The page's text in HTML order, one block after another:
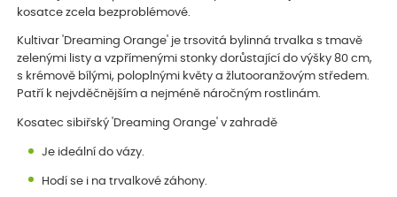
kosatce zcela bezproblémové.
Kultivar 'Dreaming Orange' je trsovitá bylinná trvalka s tmavě
zelenými listy a vzpřímenými stonky dorůstající do výšky 80 cm,
s krémově bílými, poloplnými květy a žlutooranžovým středem.
Patří k nejvděčnějším a nejméně náročným rostlinám.
Kosatec sibiřský 'Dreaming Orange' v zahradě
Je ideální do vázy.
Hodí se i na trvalkové záhony.